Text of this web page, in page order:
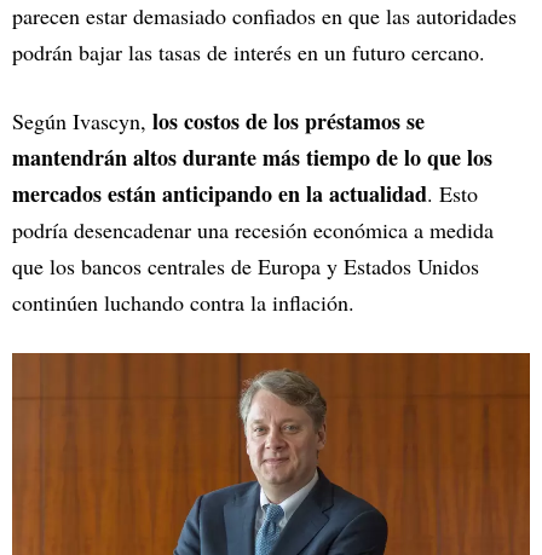
parecen estar demasiado confiados en que las autoridades
podrán bajar las tasas de interés en un futuro cercano.
Según Ivascyn, los costos de los préstamos se
mantendrán altos durante más tiempo de lo que los
mercados están anticipando en la actualidad. Esto
podría desencadenar una recesión económica a medida
que los bancos centrales de Europa y Estados Unidos
continúen luchando contra la inflación.